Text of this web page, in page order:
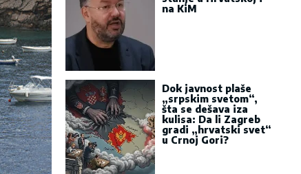
na KiM
Dok javnost plaše
„srpskim svetom“,
šta se dešava iza
kulisa: Da li Zagreb
gradi „hrvatski svet“
u Crnoj Gori?